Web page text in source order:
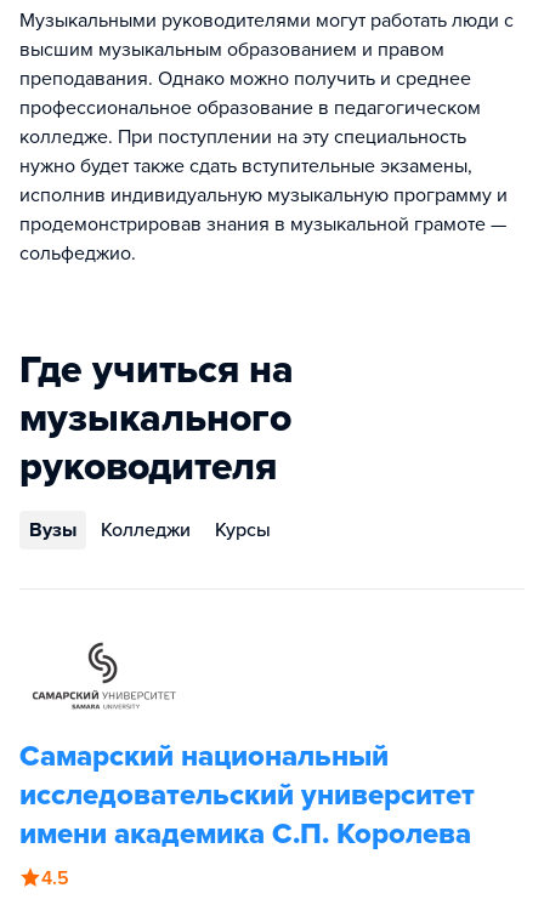
Музыкальными руководителями могут работать люди с
высшим музыкальным образованием и правом
преподавания. Однако можно получить и среднее
профессиональное образование в педагогическом
колледже. При поступлении на эту специальность
нужно будет также сдать вступительные экзамены,
исполнив индивидуальную музыкальную программу и
продемонстрировав знания в музыкальной грамоте —
сольфеджио.
Где учиться на
музыкального
руководителя
Вузы Колледжи Курсы
Самарский национальный
исследовательский университет
имени академика С.П. Королева
4.5